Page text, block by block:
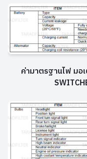
ค่ามาตรฐานไฟ มอ